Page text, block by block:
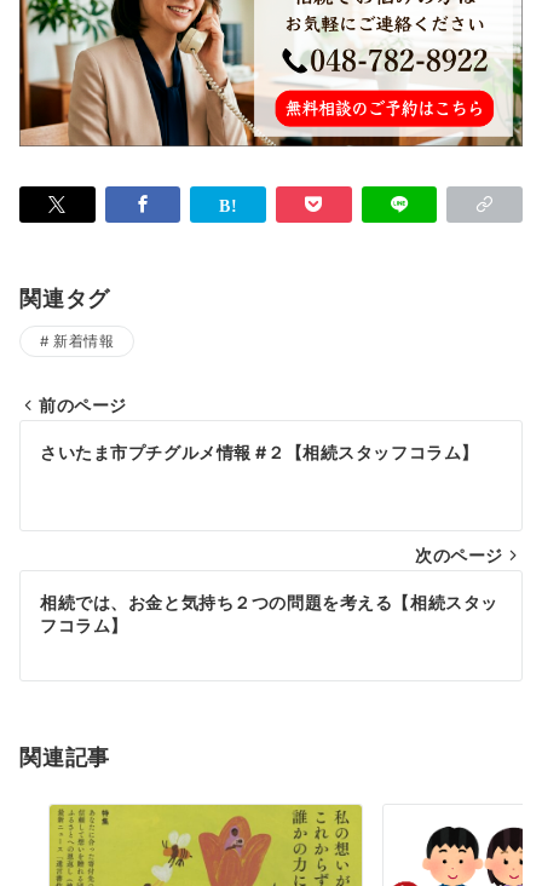
関連タグ
新着情報
ビ
ゲ
シ
ン
前のページ
さいたま市プチグルメ情報 #２【相続スタッフコラム】
次のページ
相続では、お金と気持ち２つの問題を考える【相続スタッ
フコラム】
関連記事